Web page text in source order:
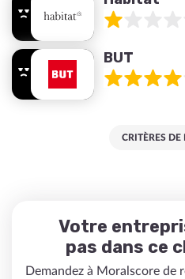
BUT
CRITÈRES
Votre
pas dans ce
Demandez à Moralscore